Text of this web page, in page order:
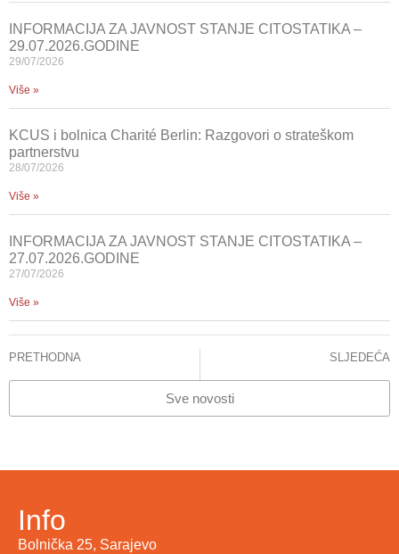
INFORMACIJA ZA JAVNOST STANJE CITOSTATIKA –
29.07.2026.GODINE
29/07/2026
Više »
KCUS i bolnica Charité Berlin: Razgovori o strateškom
partnerstvu
28/07/2026
Više »
INFORMACIJA ZA JAVNOST STANJE CITOSTATIKA –
27.07.2026.GODINE
27/07/2026
Više »
PRETHODNA SLJEDEĆA
Sve novosti
Info
Bolnička 25, Sarajevo